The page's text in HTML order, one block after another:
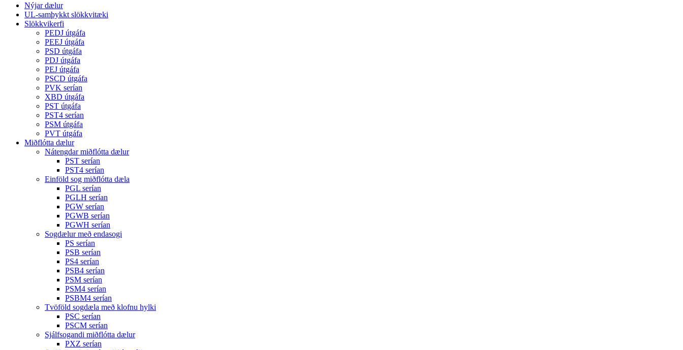
Nýjar dælur
UL-samþykkt slökkvitæki
Slökkvikerfi
PEDJ útgáfa
PEEJ útgáfa
PSD útgáfa
PDJ útgáfa
PEJ útgáfa
PSCD útgáfa
PVK serían
XBD útgáfa
PST útgáfa
PST4 serían
PSM útgáfa
PVT útgáfa
Miðflótta dælur
Nátengdar miðflótta dælur
PST serían
PST4 serían
Einföld sog miðflótta dæla
PGL serían
PGLH serían
PGW serían
PGWB serían
PGWH serían
Sogdælur með endasogi
PS serían
PSB serían
PS4 serían
PSB4 serían
PSM serían
PSM4 serían
PSBM4 serían
Tvöföld sogdæla með klofnu hylki
PSC serían
PSCM serían
Sjálfsogandi miðflótta dælur
PXZ serían